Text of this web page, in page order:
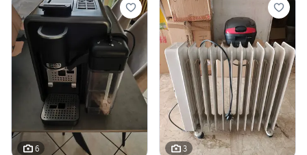
6 3